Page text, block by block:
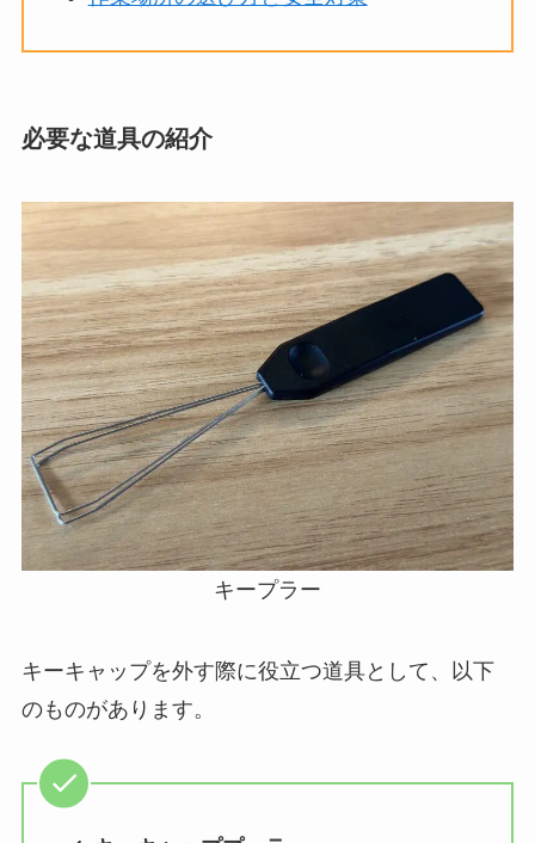
必要な道具の紹介
キープラー
キーキャップを外す際に役立つ道具として、以下
のものがあります。